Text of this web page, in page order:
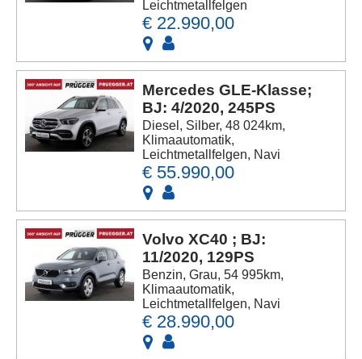
Leichtmetallfelgen
€ 22.990,00
Mercedes GLE-Klasse;
BJ: 4/2020, 245PS
Diesel, Silber, 48 024km,
Klimaautomatik,
Leichtmetallfelgen, Navi
€ 55.990,00
Volvo XC40 ; BJ:
11/2020, 129PS
Benzin, Grau, 54 995km,
Klimaautomatik,
Leichtmetallfelgen, Navi
€ 28.990,00